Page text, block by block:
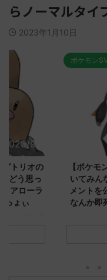
らノーマルタイ
2023年1月10日
2023/9/8
トリオの
どう思っ
アローラ
っょぃ
ポケモン
【ポケ
いてみん
メントを
なんか即
う思って